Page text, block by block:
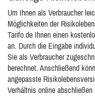
Um Ihnen als Verbraucher
Möglichkeiten der
Tarifo.de Ihnen einen
an. Durch die Eingabe
Sie als Verbraucher
berechnet. Anschließend
angepasste
Verhältnis online